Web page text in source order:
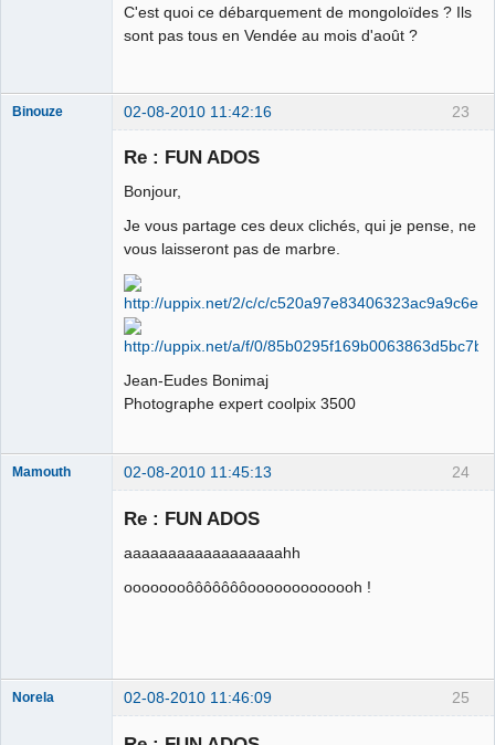
C'est quoi ce débarquement de mongoloïdes ? Ils
sont pas tous en Vendée au mois d'août ?
23
Binouze 02-08-2010 11:42:16
Re : FUN ADOS
Bonjour,
Je vous partage ces deux clichés, qui je pense, ne
vous laisseront pas de marbre.
Jean-Eudes Bonimaj
Photographe expert coolpix 3500
24
Mamouth 02-08-2010 11:45:13
Re : FUN ADOS
aaaaaaaaaaaaaaaaaahh
oooooooôôôôôôôooooooooooooh !
25
Norela 02-08-2010 11:46:09